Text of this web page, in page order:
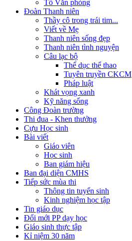
Tổ Văn phòng
Đoàn Thanh niên
Thầy cô trong trái tim...
Viết về Mẹ
Thanh niên sống đẹp
Thanh niên tình nguyện
Câu lạc bộ
Thể dục thể thao
Tuyên truyền CKCM
Pháp luật
Khát vọng xanh
Kỹ năng sống
Công Đoàn trường
Thi đua - Khen thưởng
Cựu Học sinh
Bài viết
Giáo viên
Học sinh
Ban giám hiệu
Ban đại diện CMHS
Tiếp sức mùa thi
Thông tin tuyển sinh
Kinh nghiệm học tập
Tin giáo dục
Đổi mới PP dạy học
Giáo sinh thực tập
Kỉ niệm 30 năm